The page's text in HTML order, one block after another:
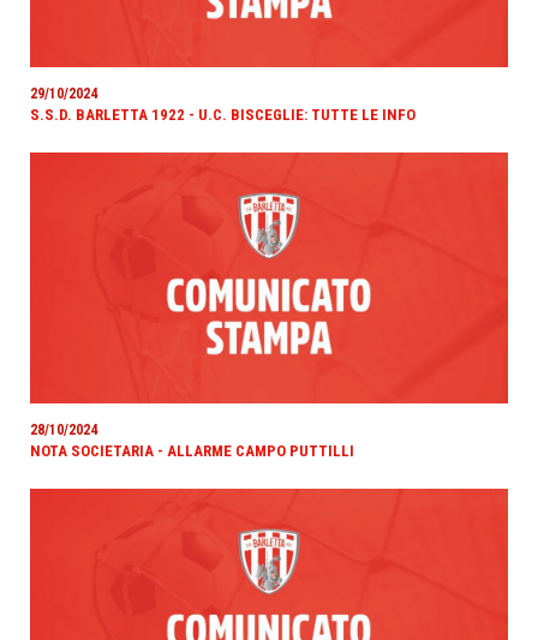
29/10/2024
S.S.D. BARLETTA 1922 - U.C. BISCEGLIE: TUTTE LE INFO
28/10/2024
NOTA SOCIETARIA - ALLARME CAMPO PUTTILLI